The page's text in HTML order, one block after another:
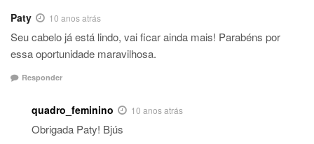
Paty 10 anos atrás
Seu cabelo já está lindo, vai ficar ainda mais! Parabéns por
essa oportunidade maravilhosa.
Responder
quadro_feminino 10 anos atrás
Obrigada Paty! Bjús